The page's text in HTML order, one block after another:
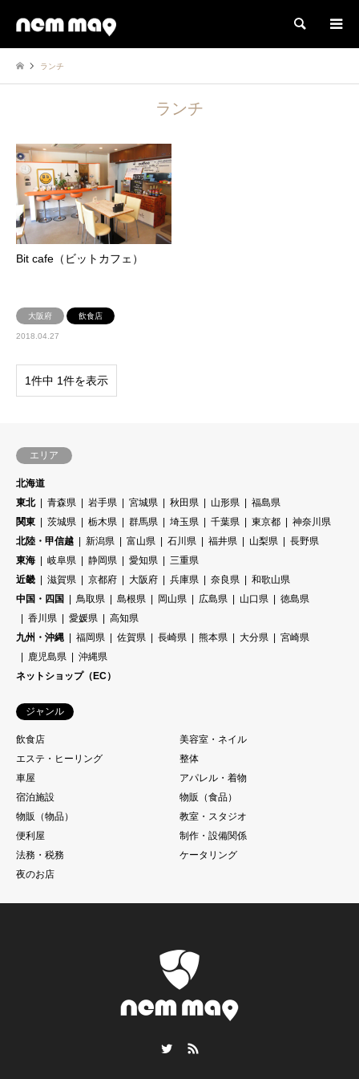
検索
ランチ
ランチ
Bit cafe（ビットカフェ）
大阪府 飲食店
2018.04.27
1件中 1件を表示
エリア
北海道
東北
青森県 岩手県 宮城県 秋田県 山形県
福島県
関東
茨城県 栃木県 群馬県 埼玉県 千葉県 東京都
神奈川県
北陸・甲信越
新潟県 富山県 石川県 福井県 山梨県
長野県
東海
岐阜県 静岡県 愛知県
三重県
近畿
滋賀県 京都府 大阪府 兵庫県 奈良県
和歌山県
中国・四国
鳥取県 島根県 岡山県 広島県 山口県
徳島県
香川県
愛媛県
高知県
九州・沖縄
福岡県 佐賀県 長崎県 熊本県 大分県
宮崎県
鹿児島県
沖縄県
ネットショップ（EC）
ジャンル
飲食店
美容室・ネイル
エステ・ヒーリング
整体
車屋
アパレル・着物
宿泊施設
物販（食品）
物販（物品）
教室・スタジオ
便利屋
制作・設備関係
法務・税務
ケータリング
夜のお店